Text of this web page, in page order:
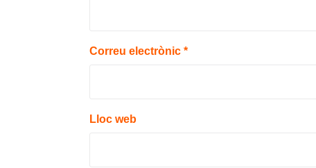
Correu electrònic *
Lloc web